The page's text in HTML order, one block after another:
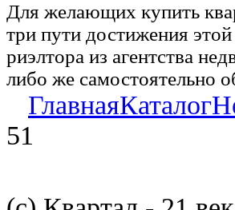
Для желающих купить
три пути достижения
риэлтора из агентства
либо же самостоятельно
ГлавнаяКаталог
51